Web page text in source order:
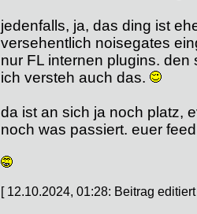
jedenfalls, ja, das ding ist
versehentlich noisegates
nur FL internen plugins.
ich versteh auch das.
da ist an sich ja noch platz,
noch was passiert. euer
[ 12.10.2024, 01:28: Beitrag